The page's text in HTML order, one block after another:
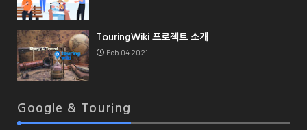
TouringWiki 프로젝트 소개
Feb 04 2021
Google & Touring